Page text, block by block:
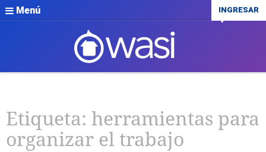
Menú INGRESAR
Etiqueta: herramientas para
organizar el trabajo